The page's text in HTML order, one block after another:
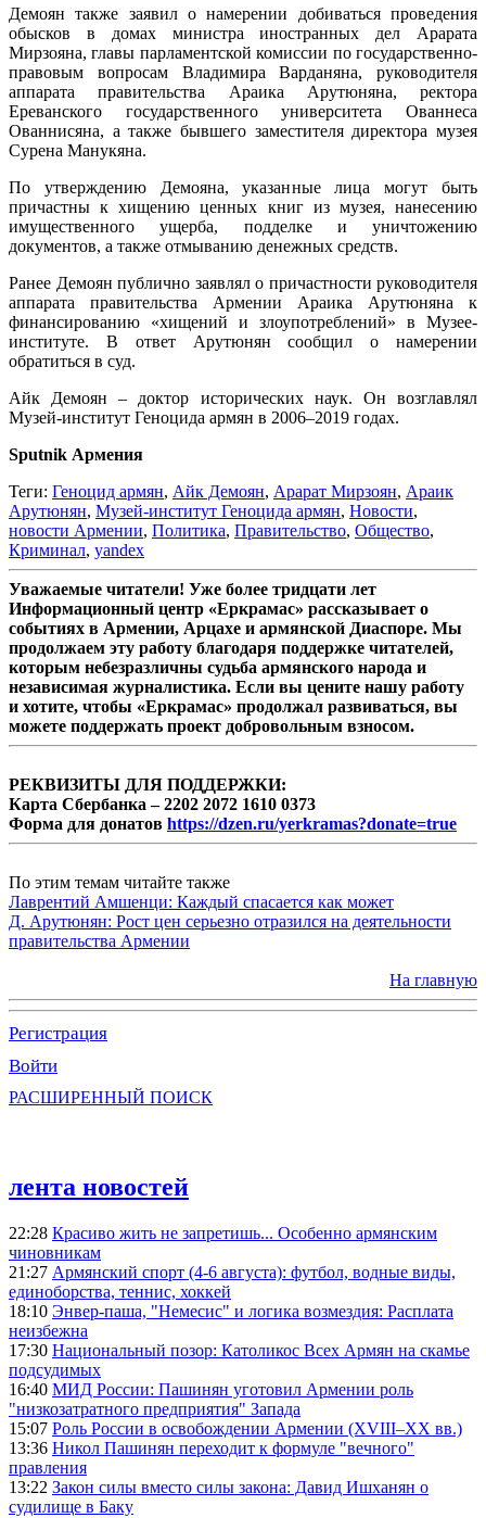
Демоян также заявил о намерении добиваться проведения
обысков в домах министра иностранных дел Арарата
Мирзояна, главы парламентской комиссии по государственно-
правовым вопросам Владимира Варданяна, руководителя
аппарата правительства Араика Арутюняна, ректора
Ереванского государственного университета Ованнеса
Ованнисяна, а также бывшего заместителя директора музея
Сурена Манукяна.
По утверждению Демояна, указанные лица могут быть
причастны к хищению ценных книг из музея, нанесению
имущественного ущерба, подделке и уничтожению
документов, а также отмыванию денежных средств.
Ранее Демоян публично заявлял о причастности руководителя
аппарата правительства Армении Араика Арутюняна к
финансированию «хищений и злоупотреблений» в Музее-
институте. В ответ Арутюнян сообщил о намерении
обратиться в суд.
Айк Демоян – доктор исторических наук. Он возглавлял
Музей-институт Геноцида армян в 2006–2019 годах.
Sputnik Армения
Теги: Геноцид армян, Айк Демоян, Арарат Мирзоян, Араик
Арутюнян, Музей-институт Геноцида армян, Новости,
новости Армении, Политика, Правительство, Общество,
Криминал, yandex
Уважаемые читатели! Уже более тридцати лет
Информационный центр «Еркрамас» рассказывает о
событиях в Армении, Арцахе и армянской Диаспоре. Мы
продолжаем эту работу благодаря поддержке читателей,
которым небезразличны судьба армянского народа и
независимая журналистика. Если вы цените нашу работу
и хотите, чтобы «Еркрамас» продолжал развиваться, вы
можете поддержать проект добровольным взносом.
РЕКВИЗИТЫ ДЛЯ ПОДДЕРЖКИ:
Карта Сбербанка – 2202 2072 1610 0373
Форма для донатов https://dzen.ru/yerkramas?donate=true
По этим темам читайте также
Лаврентий Амшенци: Каждый спасается как может
Д. Арутюнян: Рост цен серьезно отразился на деятельности
правительства Армении
На главную
Регистрация
Войти
РАСШИРЕННЫЙ ПОИСК
лента новостей
22:28 Красиво жить не запретишь... Особенно армянским
чиновникам
21:27 Армянский спорт (4-6 августа): футбол, водные виды,
единоборства, теннис, хоккей
18:10 Энвер-паша, "Немесис" и логика возмездия: Расплата
неизбежна
17:30 Национальный позор: Католикос Всех Армян на скамье
подсудимых
16:40 МИД России: Пашинян уготовил Армении роль
"низкозатратного предприятия" Запада
15:07 Роль России в освобождении Армении (XVIII–XX вв.)
13:36 Никол Пашинян переходит к формуле "вечного"
правления
13:22 Закон силы вместо силы закона: Давид Ишханян о
судилище в Баку